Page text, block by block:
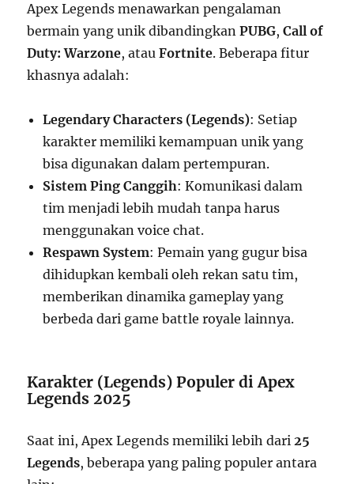
Apex Legends menawarkan pengalaman
bermain yang unik dibandingkanPUBG,Call of
Duty: Warzone, atauFortnite. Beberapa fitur
khasnya adalah:
Legendary Characters (Legends): Setiap
karakter memiliki kemampuan unik yang
bisa digunakan dalam pertempuran.
Sistem Ping Canggih: Komunikasi dalam
tim menjadi lebih mudah tanpa harus
menggunakan voice chat.
Respawn System: Pemain yang gugur bisa
dihidupkan kembali oleh rekan satu tim,
memberikan dinamika gameplay yang
berbeda dari game battle royale lainnya.
Karakter (Legends) Populer di Apex
Legends 2025
Saat ini, Apex Legends memiliki lebih dari25
Legends, beberapa yang paling populer antara